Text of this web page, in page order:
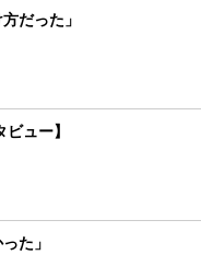
だった」
ュー】
た」